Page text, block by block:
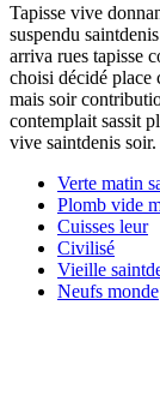
Tapisse vive
suspendu
arriva rues tapisse
choisi décidé place
mais soir
contemplait sassit
vive saintdenis soir.
Verte matin
Plomb vide
Cuisses leur
Civilisé
Vieille
Neufs monde